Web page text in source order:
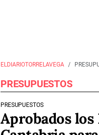
ELDIARIOTORRELAVEGA
PRESUPUESTOS
PRESUPUESTOS
Aprobados los